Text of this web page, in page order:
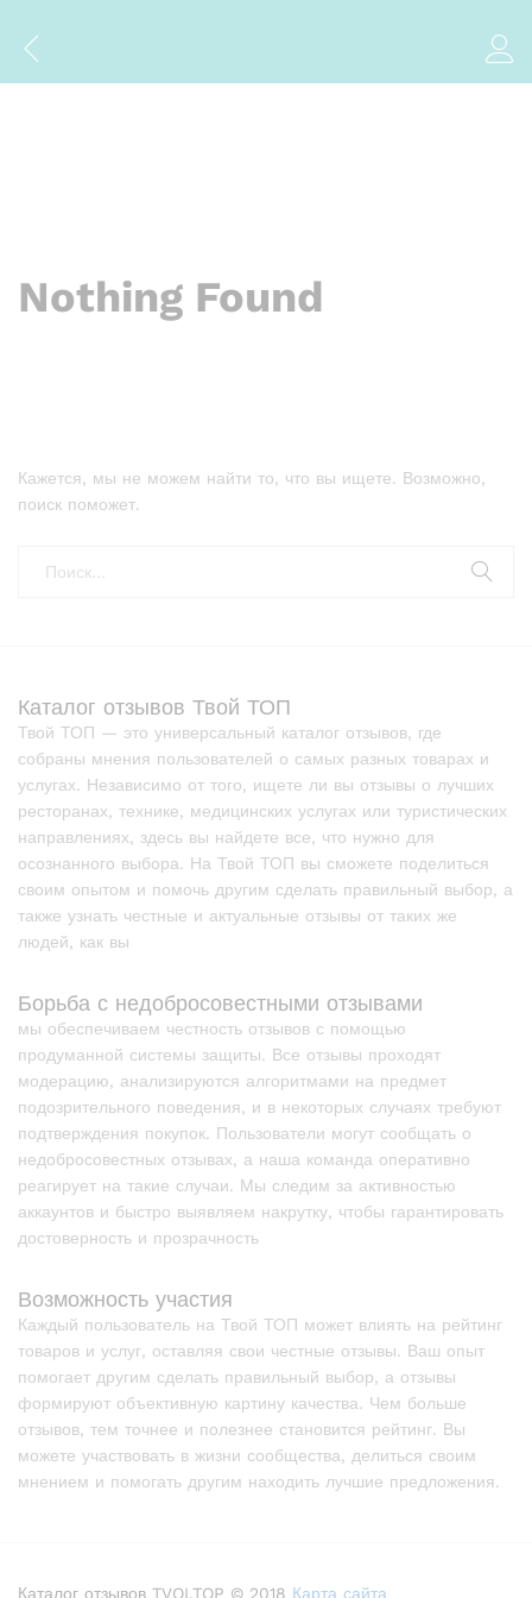
Nothing Found
Кажется, мы не можем найти то, что вы ищете. Возможно,
поиск поможет.
Каталог отзывов Твой ТОП
Твой ТОП — это универсальный каталог отзывов, где
собраны мнения пользователей о самых разных товарах и
услугах. Независимо от того, ищете ли вы отзывы о лучших
ресторанах, технике, медицинских услугах или туристических
направлениях, здесь вы найдете все, что нужно для
осознанного выбора. На Твой ТОП вы сможете поделиться
своим опытом и помочь другим сделать правильный выбор, а
также узнать честные и актуальные отзывы от таких же
людей, как вы
Борьба с недобросовестными отзывами
мы обеспечиваем честность отзывов с помощью
продуманной системы защиты. Все отзывы проходят
модерацию, анализируются алгоритмами на предмет
подозрительного поведения, и в некоторых случаях требуют
подтверждения покупок. Пользователи могут сообщать о
недобросовестных отзывах, а наша команда оперативно
реагирует на такие случаи. Мы следим за активностью
аккаунтов и быстро выявляем накрутку, чтобы гарантировать
достоверность и прозрачность
Возможность участия
Каждый пользователь на Твой ТОП может влиять на рейтинг
товаров и услуг, оставляя свои честные отзывы. Ваш опыт
помогает другим сделать правильный выбор, а отзывы
формируют объективную картину качества. Чем больше
отзывов, тем точнее и полезнее становится рейтинг. Вы
можете участвовать в жизни сообщества, делиться своим
мнением и помогать другим находить лучшие предложения.
Каталог отзывов TVOI.TOP © 2018 Карта сайта